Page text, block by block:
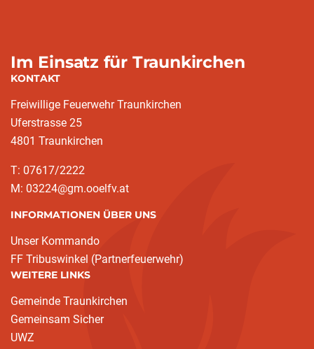
Im Einsatz für Traunkirchen
KONTAKT
Freiwillige Feuerwehr Traunkirchen
Uferstrasse 25
4801 Traunkirchen
T: 07617/2222
M: 03224@gm.ooelfv.at
INFORMATIONEN ÜBER UNS
Unser Kommando
FF Tribuswinkel (Partnerfeuerwehr)
WEITERE LINKS
Gemeinde Traunkirchen
Gemeinsam Sicher
UWZ